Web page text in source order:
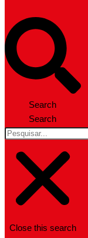
Search
Search
Close this search